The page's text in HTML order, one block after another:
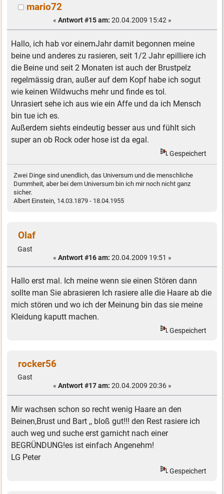
mario72
« Antwort #15 am: 20.04.2009 15:42 »
Hallo, ich hab vor einemJahr damit begonnen meine
beine und anderes zu rasieren, seit 1/2 Jahr epilliere ich
die Beine und seit 2 Monaten ist auch der Brustpelz
regelmässig dran, außer auf dem Kopf habe ich sogut
wie keinen Wildwuchs mehr und finde es tol.
Unrasiert sehe ich aus wie ein Affe und da ich Mensch
bin tue ich es.
Außerdem siehts eindeutig besser aus und fühlt sich
super an ob Rock oder hose ist da egal.
Gespeichert
Zwei Dinge sind unendlich, das Universum und die menschliche
Dummheit, aber bei dem Universum bin ich mir noch nicht ganz
sicher.
Albert Einstein, 14.03.1879 - 18.04.1955
Olaf
Gast
« Antwort #16 am: 20.04.2009 19:51 »
Hallo erst mal. Ich meine wenn sie einen Stören dann
sollte man Sie abrasieren Ich rasiere alle die Haare ab die
mich stören und wo ich der Meinung bin das sie meine
Kleidung kaputt machen.
Gespeichert
rocker56
Gast
« Antwort #17 am: 20.04.2009 20:36 »
Mir wachsen schon so recht wenig Haare an den
Beinen,Brust und Bart ,, bloß gut!!! den Rest rasiere ich
auch weg und suche erst garnicht nach einer
BEGRÜNDUNG!es ist einfach Angenehm!
LG Peter
Gespeichert